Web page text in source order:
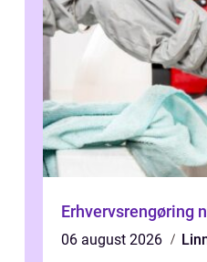
Erhvervsrengøring
06 august 2026